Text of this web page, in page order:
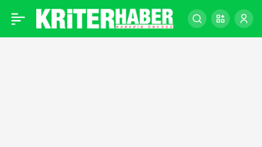
FUTBOL DÜNYASI 0